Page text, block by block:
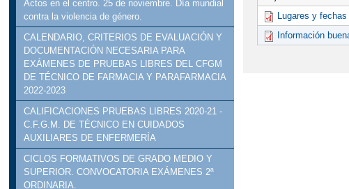
Actos en el centro. 25 de noviembre. Día mundial
contra la violencia de género.
CALENDARIO, CRITERIOS DE EVALUACIÓN Y
DOCUMENTACIÓN NECESARIA PARA
EXÁMENES DE PRUEBAS LIBRES DEL CFGM
DE TÉCNICO DE FARMACIA Y PARAFARMACIA
2022-2023
CALIFICACIONES PRUEBAS LIBRES 2020-21 -
C.F.G.M. DE TÉCNICO EN CUIDADOS
AUXILIARES DE ENFERMERÍA
CICLOS FORMATIVOS DE GRADO MEDIO Y
SUPERIOR. CONVOCATORIA EXÁMENES 2ª
ORDINARIA.
Lugares y
Información